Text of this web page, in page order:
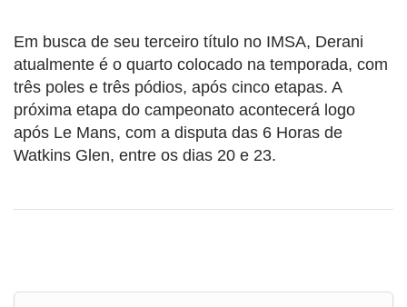
Em busca de seu terceiro título no IMSA, Derani
atualmente é o quarto colocado na temporada, com
três poles e três pódios, após cinco etapas. A
próxima etapa do campeonato acontecerá logo
após Le Mans, com a disputa das 6 Horas de
Watkins Glen, entre os dias 20 e 23.